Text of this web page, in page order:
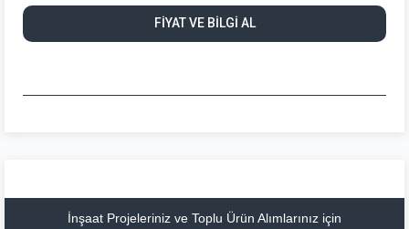
FİYAT VE BİLGİ AL
İnşaat Projeleriniz ve Toplu Ürün Alımlarınız için